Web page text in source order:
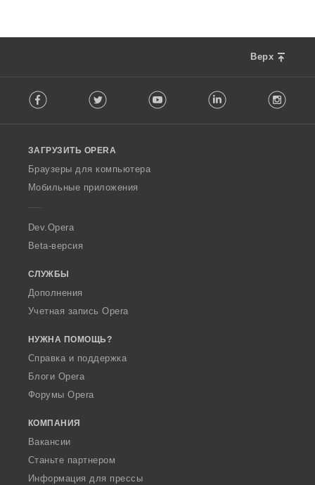
Верх
o
w
O
p
a
Facebook Twitter Youtube LinkedIn
ЗАГРУЗИТЬ OPERA
Браузеры для компьютера
Мобильные приложения
Dev.Opera
Beta-версия
СЛУЖБЫ
Дополнения
Учетная запись Opera
НУЖНА ПОМОЩЬ?
Справка и поддержка
Блоги Opera
Форумы Opera
КОМПАНИЯ
Вакансии
Станьте партнером
Информация для прессы